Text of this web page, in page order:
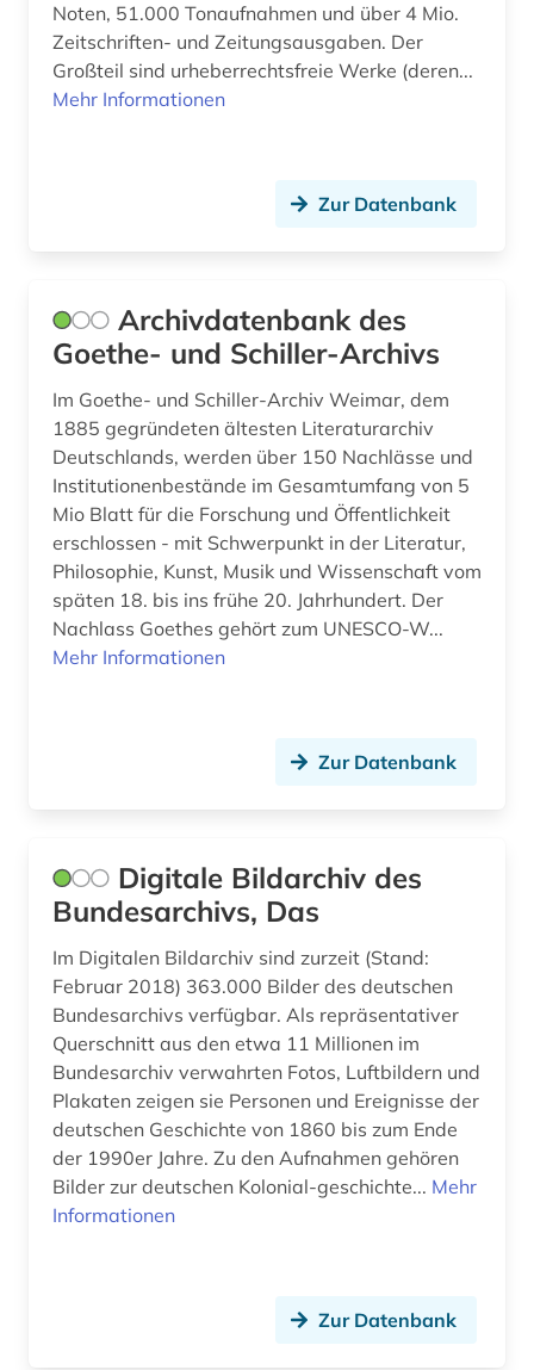
deutsch-deutsche beziehungen (1)
deutsche film ag (1)
deutscher gewerkschaftsbund (1)
deutscher idealismus (1)
deutscher orden (2)
deutsches reich (2)
deutsches reich. reichsregierung (1)
deutsches sprachgebiet (10)
deutschland (49)
deutschland (bundesrepublik) (2)
deutschland ddr (1)
deutschland. bundesrat (1)
deutschland. reichskanzlei (1)
dialekt (1)
diaspora (2)
digital humanities (2)
digitale edition (1)
digitalisat (2)
Noten, 51.000 Tonaufnahmen und über 4 Mio.
Zeitschriften- und Zeitungsausgaben. Der
Großteil sind urheberrechtsfreie Werke (deren...
Mehr Informationen
Zur Datenbank
Archivdatenbank des
Goethe- und Schiller-Archivs
Im Goethe- und Schiller-Archiv Weimar, dem
1885 gegründeten ältesten Literaturarchiv
Deutschlands, werden über 150 Nachlässe und
Institutionenbestände im Gesamtumfang von 5
Mio Blatt für die Forschung und Öffentlichkeit
erschlossen - mit Schwerpunkt in der Literatur,
Philosophie, Kunst, Musik und Wissenschaft vom
späten 18. bis ins frühe 20. Jahrhundert. Der
Nachlass Goethes gehört zum UNESCO-W...
Mehr Informationen
Zur Datenbank
Digitale Bildarchiv des
Bundesarchivs, Das
Im Digitalen Bildarchiv sind zurzeit (Stand:
Februar 2018) 363.000 Bilder des deutschen
Bundesarchivs verfügbar. Als repräsentativer
Querschnitt aus den etwa 11 Millionen im
Bundesarchiv verwahrten Fotos, Luftbildern und
Plakaten zeigen sie Personen und Ereignisse der
deutschen Geschichte von 1860 bis zum Ende
der 1990er Jahre. Zu den Aufnahmen gehören
Bilder zur deutschen Kolonial-geschichte... Mehr
Informationen
Zur Datenbank